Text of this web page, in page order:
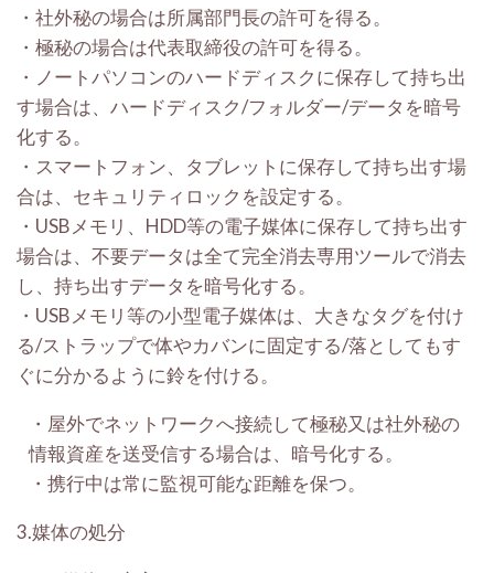
・ 社外秘の場合は所属部門長の許可を得る。
・ 極秘の場合は代表取締役の許可を得る。
・ ノートパソコンのハードディスクに保存して持ち出
す場合は、ハードディスク/フォルダー/データを暗号
化する。
・ スマートフォン、タブレットに保存して持ち出す場
合は、セキュリティロックを設定する。
・ USB メモリ、 HDD等の電子媒体に保存して持ち出す
場合は、不要データは全て完全消去専用ツールで消去
し、持ち出すデータを暗号化する。
・USB メモリ等の小型電子媒体は、大きなタグを付け
る/ストラップで体やカバンに固定する/落としてもす
ぐに分かるように鈴を付ける。
・ 屋外でネットワークへ接続して極秘又は社外秘の
情報資産を送受信する場合は、暗号化する。
・携行中は常に監視可能な距離を保つ。
3.媒体の処分